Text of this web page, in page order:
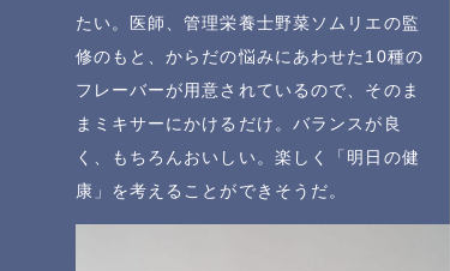
たい。医師、管理栄養士野菜ソムリエの監
修のもと、からだの悩みにあわせた10種の
フレーバーが用意されているので、そのま
まミキサーにかけるだけ。バランスが良
く、もちろんおいしい。楽しく「明日の健
康」を考えることができそうだ。